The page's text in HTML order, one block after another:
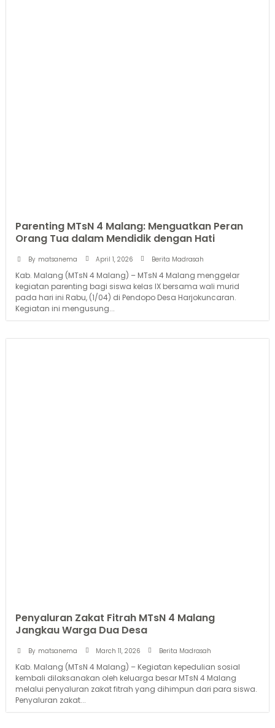
Parenting MTsN 4 Malang: Menguatkan Peran
Orang Tua dalam Mendidik dengan Hati
By matsanema April 1, 2026 Berita Madrasah
Kab. Malang (MTsN 4 Malang) – MTsN 4 Malang menggelar
kegiatan parenting bagi siswa kelas IX bersama wali murid
pada hari ini Rabu, (1/04) di Pendopo Desa Harjokuncaran.
Kegiatan ini mengusung...
Penyaluran Zakat Fitrah MTsN 4 Malang
Jangkau Warga Dua Desa
By matsanema March 11, 2026 Berita Madrasah
Kab. Malang (MTsN 4 Malang) – Kegiatan kepedulian sosial
kembali dilaksanakan oleh keluarga besar MTsN 4 Malang
melalui penyaluran zakat fitrah yang dihimpun dari para siswa.
Penyaluran zakat...